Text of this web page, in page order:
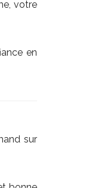
votre
en
sur